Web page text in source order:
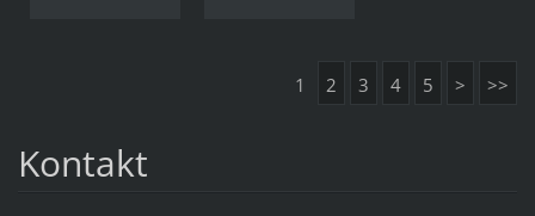
1 2 3 4 5 > >>
Kontakt